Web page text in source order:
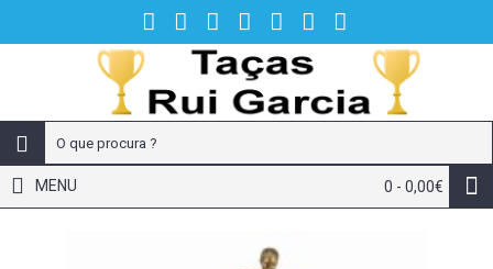
0 - 0,00€
MENU